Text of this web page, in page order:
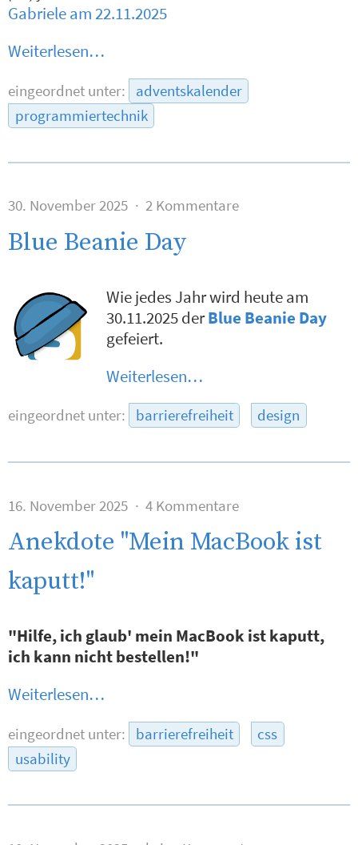
Gabriele am 22.11.2025
Weiterlesen…
eingeordnet unter:
adventskalender
programmiertechnik
30. November 2025 2 Kommentare
Blue Beanie Day
Wie jedes Jahr wird heute am
30.11.2025 derBlue Beanie Day
gefeiert.
Weiterlesen…
eingeordnet unter: barrierefreiheit design
16. November 2025 4 Kommentare
Anekdote "Mein MacBook ist
kaputt!"
"Hilfe, ich glaub' mein MacBook ist kaputt,
ich kann nicht bestellen!"
Weiterlesen…
eingeordnet unter: barrierefreiheit
css
usability